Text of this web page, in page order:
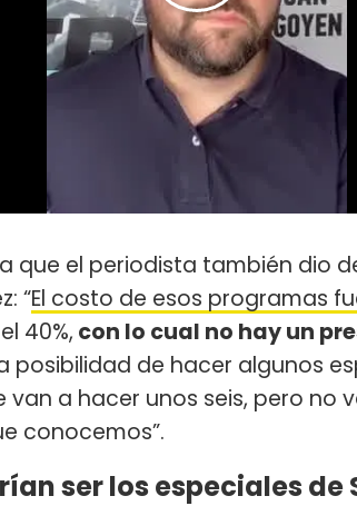
que el periodista también dio
“El costo de esos programas
40%, con lo cual no hay un
posibilidad de hacer algunos
a hacer unos seis, pero no
conocemos”.
ser los especiales de